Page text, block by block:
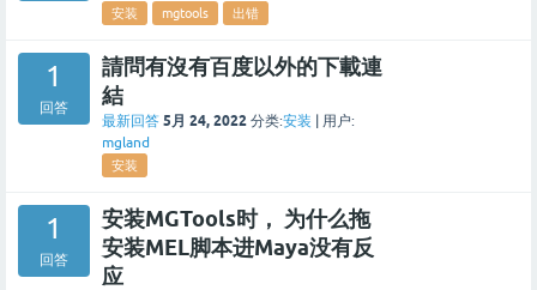
安装 mgtools 出错
1
回答
請問有沒有百度以外的下載連
結
最新回答 5月 24, 2022 分类:安装
用户:
mgland
安装
1
回答
安装MGTools时， 为什么拖
安装MEL脚本进Maya没有反
应